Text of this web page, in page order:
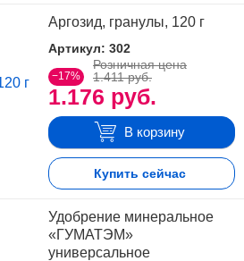
Аргозид, гранулы, 120 г
Артикул: 302
−17%
1.176 руб.
Розничная цена
1.411 руб.
В корзину
Купить сейчас
Удобрение минеральное
«ГУМАТЭМ»
универсальное